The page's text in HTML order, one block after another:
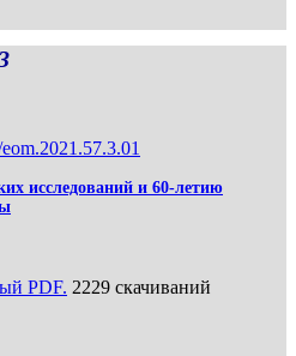
исследований и 60-летию
PDF. 2229 скачиваний